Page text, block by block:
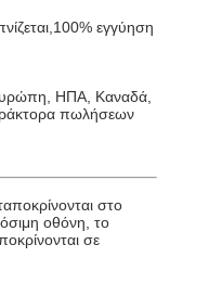
εγγύηση
ΗΠΑ, Καναδά,
πωλήσεων
στο
οθόνη, το
σε